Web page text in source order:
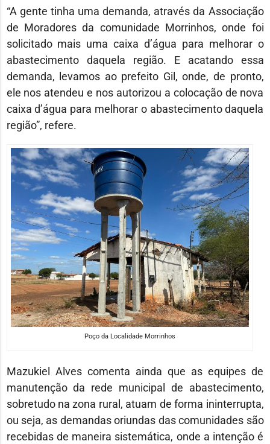
“A gente tinha uma demanda, através da Associação
de Moradores da comunidade Morrinhos, onde foi
solicitado mais uma caixa d’água para melhorar o
abastecimento daquela região. E acatando essa
demanda, levamos ao prefeito Gil, onde, de pronto,
ele nos atendeu e nos autorizou a colocação de nova
caixa d’água para melhorar o abastecimento daquela
região”, refere.
Poço da Localidade Morrinhos
Mazukiel Alves comenta ainda que as equipes de
manutenção da rede municipal de abastecimento,
sobretudo na zona rural, atuam de forma ininterrupta,
ou seja, as demandas oriundas das comunidades são
recebidas de maneira sistemática, onde a intenção é